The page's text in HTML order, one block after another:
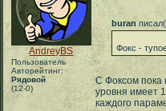
AndreyBS
Пользователь
Авторейтинг:
Рядовой
(12-0)
buran
Фокс -
С Фоксом пока
уровня имеет
каждого